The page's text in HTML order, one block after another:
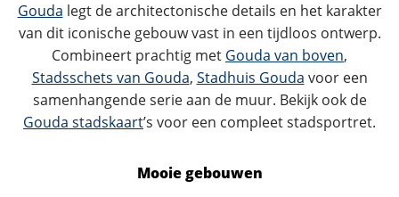
Gouda legt de architectonische details en het karakter
van dit iconische gebouw vast in een tijdloos ontwerp.
Combineert prachtig met Gouda van boven,
Stadsschets van Gouda, Stadhuis Gouda voor een
samenhangende serie aan de muur. Bekijk ook de
Gouda stadskaart’s voor een compleet stadsportret.
Mooie gebouwen